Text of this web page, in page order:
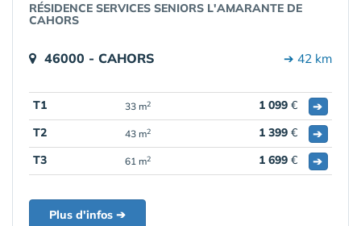
RÉSIDENCE SERVICES SENIORS L'AMARANTE DE
CAHORS
46000 - CAHORS ➔ 42 km
T1 33 m2 1 099 €
➔
T2
43 m2 1 399 €
➔
T3
61 m2 1 699 € ➔
Plus d'infos ➔